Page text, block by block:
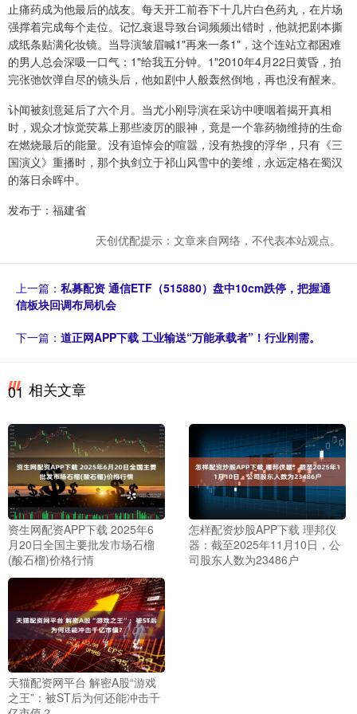
止痛药成为他最后的战友。每天开工前吞下十几片白色药丸，在片场
强撑着完成每个走位。记忆衰退导致台词频频出错时，他就把剧本撕
成纸条贴满化妆镜。当导演皱眉喊1"再来一条1"，这个连站立都困难
的男人总会深吸一口气：1"给我五分钟。1"2010年4月22日黄昏，拍
完张弛饮弹自尽的镜头后，他如剧中人般轰然倒地，再也没有醒来。
讣闻被刻意延后了六个月。当尤小刚导演在采访中哽咽着揭开真相
时，观众才惊觉荧幕上那些凌厉的眼神，竟是一个靠药物维持的生命
在燃烧最后的能量。没有追悼会的喧嚣，没有热搜的浮华，只有《三
国演义》重播时，那个执剑立于祁山风雪中的姜维，永远定格在蜀汉
的落日余晖中。
发布于：福建省
天创优配提示：文章来自网络，不代表本站观点。
上一篇： 私募配资 通信ETF（515880）盘中10cm跌停，把握通
信板块回调布局机会
下一篇： 道正网APP下载 工业输送“万能承载者”！行业刚需。
01 相关文章
资生网配资APP下载 2025年6
月20日全国主要批发市场石榴
(酸石榴)价格行情
怎样配资炒股APP下载 理邦仪
器：截至2025年11月10日，公
司股东人数为23486户
天猫配资网平台 解密A股“游戏
之王”：被ST后为何还能冲击千